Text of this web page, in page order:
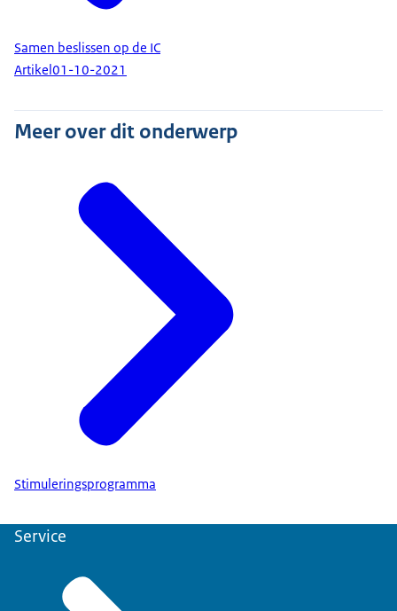
Samen beslissen op de IC
Artikel01-10-2021
Meer over dit onderwerp
Stimuleringsprogramma
Service